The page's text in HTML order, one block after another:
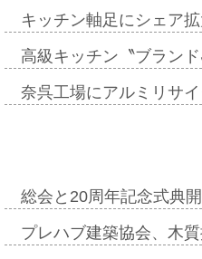
キッチン軸足にシェア
高級キッチン〝ブラン
奈呉工場にアルミリサ
総会と20周年記念式典
プレハブ建築協会、木